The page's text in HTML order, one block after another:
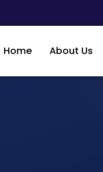
Home About Us